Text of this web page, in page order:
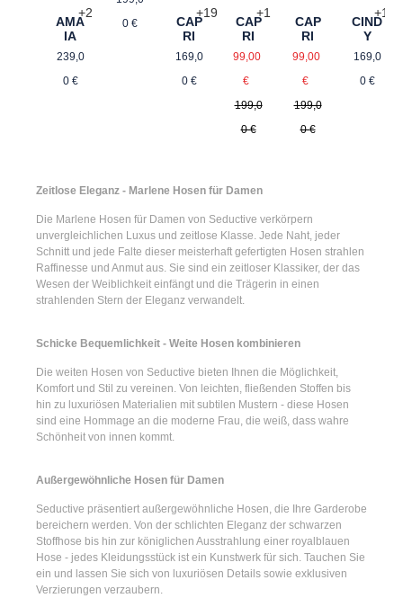
+2
AMA
IA
Regulärer Preis:
239,0
0 €
0 €
+19
CAP
RI
Regulärer Preis:
169,0
0 €
+1
CAP
RI
Verkaufspreis:
99,00
€
Regulärer Preis:
199,0
0 €
CAP
RI
Verkaufspreis:
99,00
€
Regulärer Preis:
199,0
0 €
+13
CIND
Y
169,0
0 €
Zeitlose Eleganz - Marlene Hosen für Damen
Die Marlene Hosen für Damen von Seductive verkörpern
unvergleichlichen Luxus und zeitlose Klasse. Jede Naht, jeder
Schnitt und jede Falte dieser meisterhaft gefertigten Hosen strahlen
Raffinesse und Anmut aus. Sie sind ein zeitloser Klassiker, der das
Wesen der Weiblichkeit einfängt und die Trägerin in einen
strahlenden Stern der Eleganz verwandelt.
Schicke Bequemlichkeit - Weite Hosen kombinieren
Die weiten Hosen von Seductive bieten Ihnen die Möglichkeit,
Komfort und Stil zu vereinen. Von leichten, fließenden Stoffen bis
hin zu luxuriösen Materialien mit subtilen Mustern - diese Hosen
sind eine Hommage an die moderne Frau, die weiß, dass wahre
Schönheit von innen kommt.
Außergewöhnliche Hosen für Damen
Seductive präsentiert außergewöhnliche Hosen, die Ihre Garderobe
bereichern werden. Von der schlichten Eleganz der schwarzen
Stoffhose bis hin zur königlichen Ausstrahlung einer royalblauen
Hose - jedes Kleidungsstück ist ein Kunstwerk für sich. Tauchen Sie
ein und lassen Sie sich von luxuriösen Details sowie exklusiven
Verzierungen verzaubern.